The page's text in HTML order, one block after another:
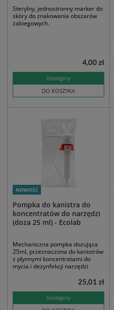
Sterylny, jednostronny marker do
skóry do znakowania obszarów
zabiegowych.
Dostępny
DO KOSZYKA
4,00 zł
NOWOŚĆ
Pompka do kanistra do
koncentratów do narzędzi
(doza 25 ml) - Ecolab
Mechaniczna pompka dozująca
25ml, przeznaczona do kanistrów
z płynnymi koncentratami do
mycia i dezynfekcji narzędzi
Dostępny
25,01 zł